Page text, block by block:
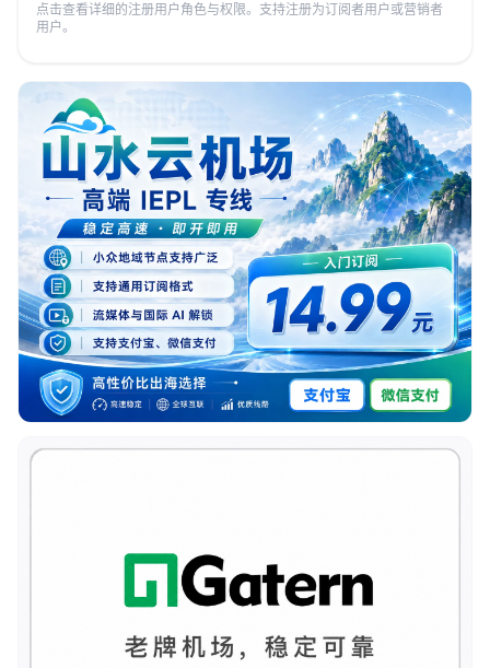
点击查看详细的注册用户角色与权限。支持注册为订阅者用户或营销者
用户。